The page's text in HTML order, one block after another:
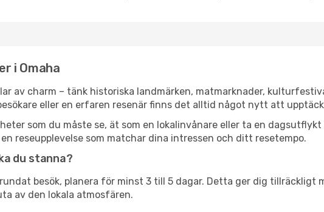
i Omaha
av charm – tänk historiska landmärken, matmarknader,
eller en erfaren resenär finns det alltid något nytt att
som du måste se, ät som en lokalinvånare eller ta en
reseupplevelse som matchar dina intressen och ditt resetempo.
du stanna?
besök, planera för minst 3 till 5 dagar. Detta ger dig
av den lokala atmosfären.